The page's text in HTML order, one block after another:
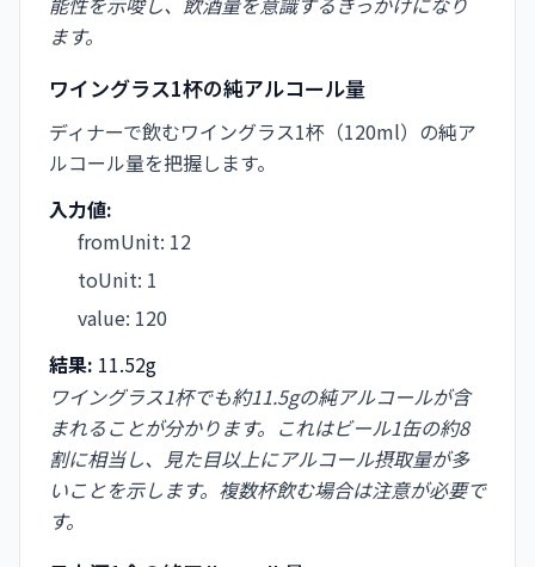
ます。
ワイングラス1杯の純アルコール量
ディナーで飲むワイングラス1杯（120ml）の純ア
ルコール量を把握します。
入力値:
fromUnit: 12
toUnit: 1
value: 120
結果: 11.52g
ワイングラス1杯でも約11.5gの純アルコールが含
まれることが分かります。これはビール1缶の約8
割に相当し、見た目以上にアルコール摂取量が多
いことを示します。複数杯飲む場合は注意が必要で
す。